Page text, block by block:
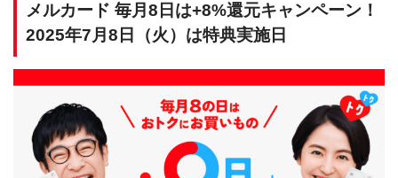
メルカード 毎月8日は+8%還元キャンペーン！
2025年7月8日（火）は特典実施日